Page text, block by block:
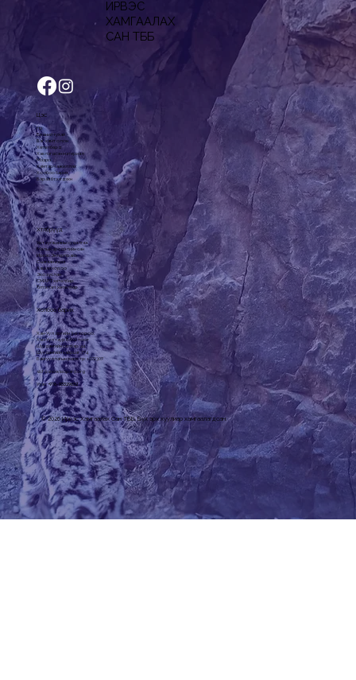
ИРВЭС
ХАМГААЛАХ
САН ТББ
Цэс
Нүүр
Бидний тухай
Баг, хамт олон
Хөтөлбөрүүд
Хэвлэгдсэн материал
Мэдээ
Хамтарч ажиллах
Холбоо барих
Бараа бүтээгдэхүүн
Хөтөлбөрүүд
Урт хугацааны судалгаа
Малын эрсдэлийн сан
Ирвэс Энтерпрайз
Сүү цагаан идээ
Хашаа хороо
Эко зуслан
СМАРТ хөтөлбөр
Тэтгэлэгт хөтөлбөр
Холбоо барих
Хан-Уул дүүргийн 3-р хороо,
Хан-Уул таур 6-602 тоот
Шуудангийн салбар: 44
Шуудангийн хайрцаг: 774
Байгууллагын регистр: 1072307
slcf@snowleopard.org
Утас: +976-93329632
© 2026 Ирвэс Хамгаалах Сан ТББ. Бүх эрх хуулиар хамгаалагдсан.